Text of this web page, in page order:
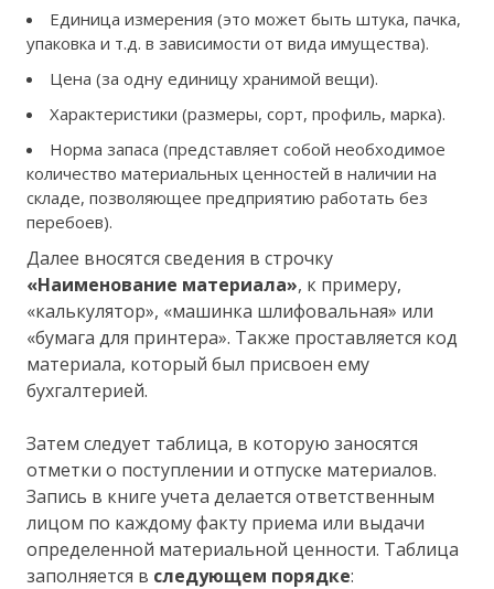
Единица измерения (это может быть штука, пачка,
упаковка и т.д. в зависимости от вида имущества).
Цена (за одну единицу хранимой вещи).
Характеристики (размеры, сорт, профиль, марка).
Норма запаса (представляет собой необходимое
количество материальных ценностей в наличии на
складе, позволяющее предприятию работать без
перебоев).
Далее вносятся сведения в строчку
«Наименование материала», к примеру,
«калькулятор», «машинка шлифовальная» или
«бумага для принтера». Также проставляется код
материала, который был присвоен ему
бухгалтерией.
Затем следует таблица, в которую заносятся
отметки о поступлении и отпуске материалов.
Запись в книге учета делается ответственным
лицом по каждому факту приема или выдачи
определенной материальной ценности. Таблица
заполняется в следующем порядке: